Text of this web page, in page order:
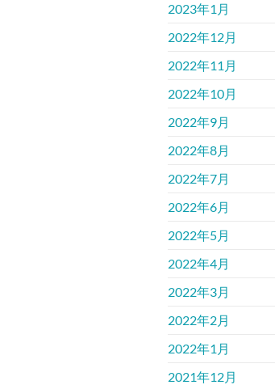
2023年1月
2022年12月
2022年11月
2022年10月
2022年9月
2022年8月
2022年7月
2022年6月
2022年5月
2022年4月
2022年3月
2022年2月
2022年1月
2021年12月